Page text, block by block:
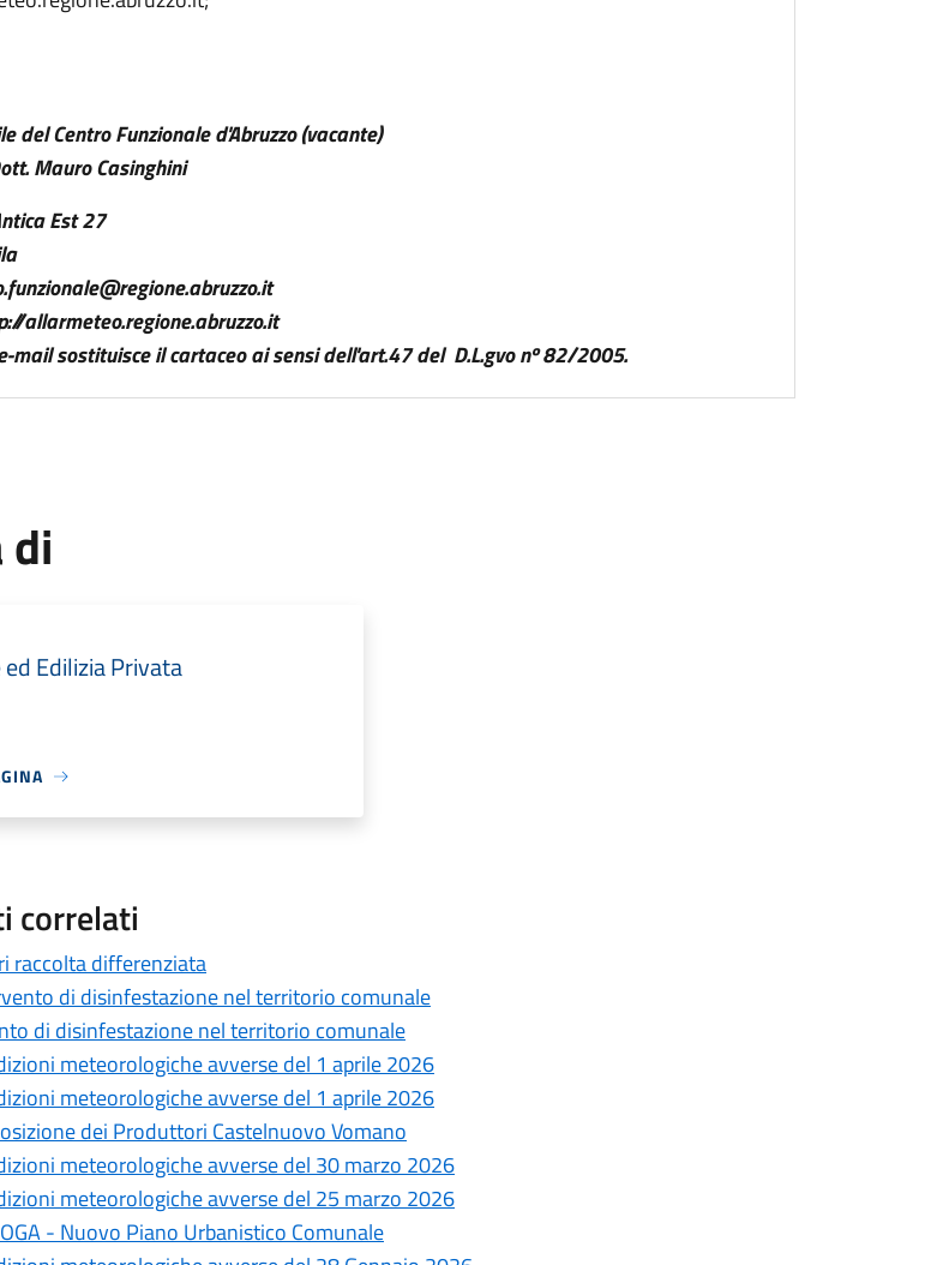
del Centro Funzionale d'Abruzzo (vacante)
Mauro Casinghini
Est 27
allarmeteo.regione.abruzzo.it
mail sostituisce il cartaceo ai sensi dell'art.47 del D.L.gvo nº 82/2005.
di
Edilizia Privata
correlati
raccolta differenziata
di disinfestazione nel territorio comunale
di disinfestazione nel territorio comunale
meteorologiche avverse del 1 aprile 2026
meteorologiche avverse del 1 aprile 2026
dei Produttori Castelnuovo Vomano
meteorologiche avverse del 30 marzo 2026
meteorologiche avverse del 25 marzo 2026
- Nuovo Piano Urbanistico Comunale